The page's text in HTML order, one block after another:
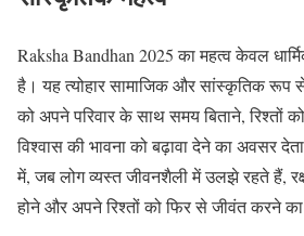
Raksha Bandhan 2025 का महत्व केवल
है। यह त्योहार सामाजिक और सांस्कृतिक रूप से
को अपने परिवार के साथ समय बिताने, रिश्तों
विश्वास की भावना को बढ़ावा देने का
में, जब लोग व्यस्त जीवनशैली में उलझे रहते हैं,
होने और अपने रिश्तों को फिर से जीवंत करने का